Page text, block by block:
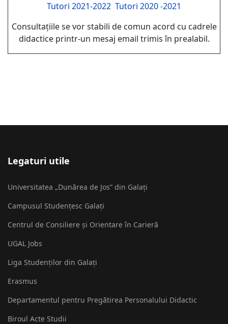
Tutori 2021-2022 Tutori 2020 -2021
Consultațiile se vor stabili de comun acord cu cadrele
didactice printr-un mesaj email trimis în prealabil.
Legaturi utile
Universitatea „Dunărea de Jos” din Galați
Campusul Studențesc Galați
Centrul de Consiliere și Orientare în Carieră
UGAL Jobs
Liga Studenților din Galați
Erasmus
Departamentul pentru Pregătirea Personalului Didactic
Biroul Acte Studii